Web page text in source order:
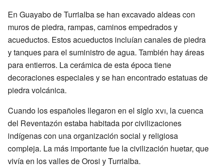
En Guayabo de Turrialba se han excavado aldeas con
muros de piedra, rampas, caminos empedrados y
acueductos. Estos acueductos incluían canales de piedra
y tanques para el suministro de agua. También hay áreas
para entierros. La cerámica de esta época tiene
decoraciones especiales y se han encontrado estatuas de
piedra volcánica.
Cuando los españoles llegaron en el sigloxvi, la cuenca
del Reventazón estaba habitada por civilizaciones
indígenas con una organización social y religiosa
compleja. La más importante fue la civilización huetar, que
vivía en los valles de Orosi y Turrialba.